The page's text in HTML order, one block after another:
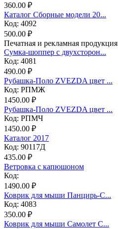
360.00 ₽
Каталог Сборные модели 20...
Код: 4092
500.00 ₽
Печатная и рекламная продукция
Сумка-шоппер с двухсторон...
Код: 4081
490.00 ₽
Рубашка-Поло ZVEZDA цвет ...
Код: РПМЖ
1450.00 ₽
Рубашка-Поло ZVEZDA цвет ...
Код: РПМЧ
1450.00 ₽
Каталог 2017
Код: 90117Д
435.00 ₽
Ветровка с капюшоном
Код:
1490.00 ₽
Коврик для мыши Панцирь-С...
Код: 4083
350.00 ₽
Коврик для мыши Самолет С...